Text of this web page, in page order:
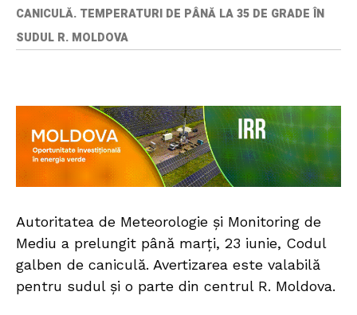
CANICULĂ. TEMPERATURI DE PÂNĂ LA 35 DE GRADE ÎN
SUDUL R. MOLDOVA
Autoritatea de Meteorologie și Monitoring de
Mediu a prelungit până marți, 23 iunie, Codul
galben de caniculă. Avertizarea este valabilă
pentru sudul și o parte din centrul R. Moldova.